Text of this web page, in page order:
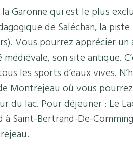
Garonne qui est le plus
de Saléchan, la piste
Vous pourrez apprécier
son site antique.
les sports d’eaux vives.
Montrejeau où vous
lac. Pour déjeuner : Le
Saint-Bertrand-De-